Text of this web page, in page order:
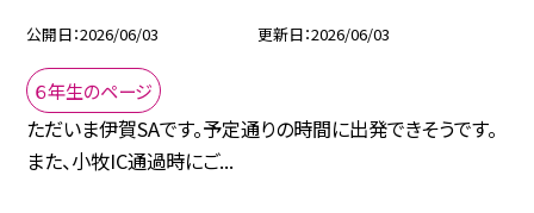
公開日 2026/06/03 更新日 2026/06/03
６年生のページ
ただいま伊賀SAです。予定通りの時間に出発できそうです。
また、小牧IC通過時にご...